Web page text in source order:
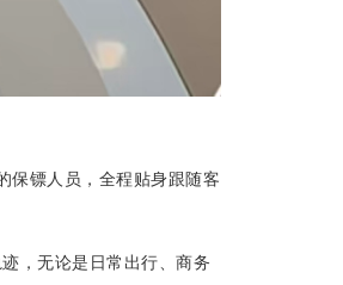
镖人员，全程贴身跟随客
，无论是日常出行、商务